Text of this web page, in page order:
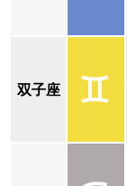
双子座